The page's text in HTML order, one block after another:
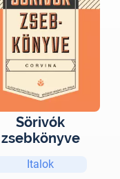
Sörivók
zsebkönyve
Italok